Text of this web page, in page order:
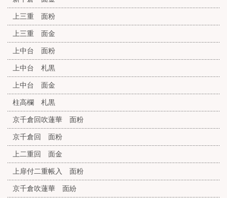
上三重 面粉
上三重 面金
上中台 面粉
上中台 札黒
上中台 面金
柱高欄 札黒
京千倉回吹蓮華 面粉
京千倉回 面粉
上二重回 面金
上扉付二重帳入 面粉
京千倉吹蓮華 面紛